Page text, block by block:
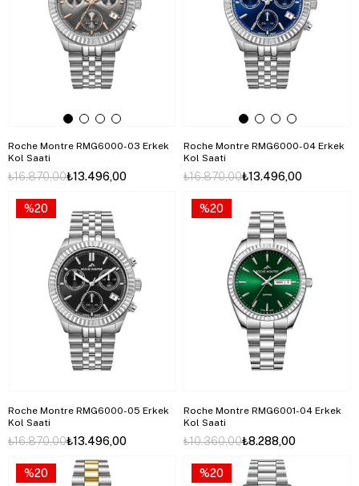
Roche Montre RMG6000-03 Erkek
Kol Saati
₺13.496,00
₺16.870,00
Roche Montre RMG6000-04 Erkek
Kol Saati
₺13.496,00
₺16.870,00
Roche Montre RMG6000-05 Erkek
Kol Saati
₺13.496,00
₺16.870,00
%20
Roche Montre RMG6001-04 Erkek
Kol Saati
₺8.288,00
₺10.360,00
%20
%20 %20